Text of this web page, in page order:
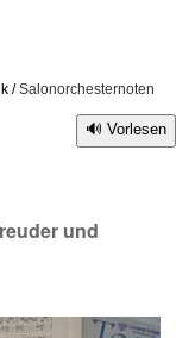
/Salonorchesternoten
Vorlesen
und